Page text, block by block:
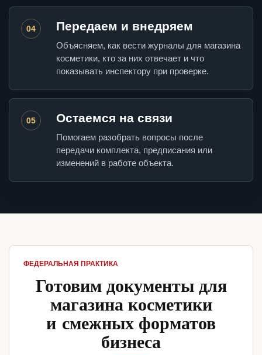
04 Передаем и внедряем
Объясняем, как вести журналы для магазина
косметики, кто за них отвечает и что
показывать инспектору при проверке.
05 Остаемся на связи
Помогаем разобрать вопросы после
передачи комплекта, предписания или
изменений в работе объекта.
ФЕДЕРАЛЬНАЯ ПРАКТИКА
Готовим документы для
магазина косметики
и смежных форматов
бизнеса